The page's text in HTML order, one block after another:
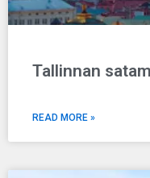
Tallinnan
READ MORE »